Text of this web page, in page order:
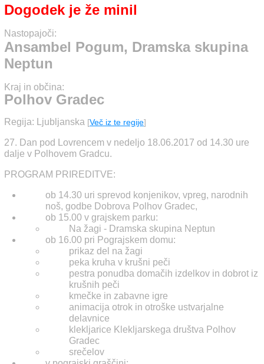
Dogodek je že minil
Nastopajoči:
Ansambel Pogum, Dramska skupina
Neptun
Kraj in občina:
Polhov Gradec
Regija: Ljubljanska [Več iz te regije]
27. Dan pod Lovrencem v nedeljo 18.06.2017 od 14.30 ure
dalje v Polhovem Gradcu.
PROGRAM PRIREDITVE:
ob 14.30 uri sprevod konjenikov, vpreg, narodnih
noš, godbe Dobrova Polhov Gradec,
ob 15.00 v grajskem parku:
Na žagi - Dramska skupina Neptun
ob 16.00 pri Pograjskem domu:
prikaz del na žagi
peka kruha v krušni peči
pestra ponudba domačih izdelkov in dobrot iz
krušnih peči
kmečke in zabavne igre
animacija otrok in otroške ustvarjalne
delavnice
klekljarice Klekljarskega društva Polhov
Gradec
srečelov